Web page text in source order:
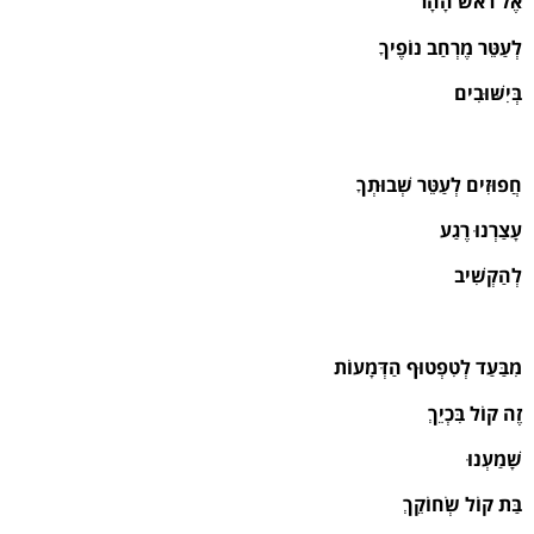
לְעַטֵּר מֶרְחַב נוֹפֶיךָ
בְּיִשּׁוּבִים
חֲפוּזִים לְעַטֵּר שְׁבוּתְךָ
עָצַרְנוּ רֶגַע
לְהַקְשִׁיב
מִבַּעַד לְטִפְטוּף הַדְּמָעוֹת
זֶה קוֹל בִּכְיֵךְ
שָׁמַעְנוּ
בַּת קוֹל שְׂחוֹקֵךְ